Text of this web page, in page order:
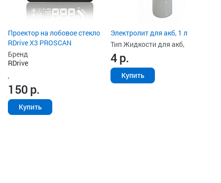
Проектор на лобовое стекло
RDrive X3 PROSCAN
Бренд
RDrive
,
150р.
Купить
Электролит для акб, 1 л
Тип Жидкости для акб,
4р.
Купить